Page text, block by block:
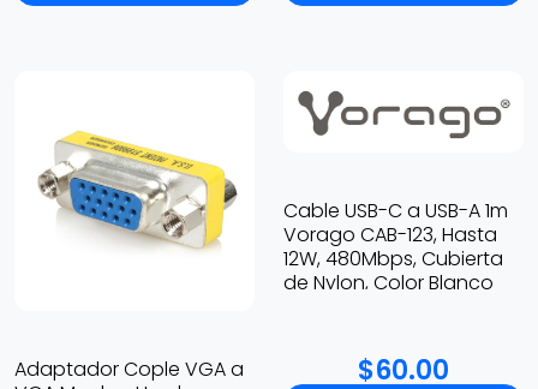
Adaptador Cople VGA a
Cable USB-C a USB-A 1m
Vorago CAB-123, Hasta
12W, 480Mbps, Cubierta
de Nylon, Color Blanco
$60.00